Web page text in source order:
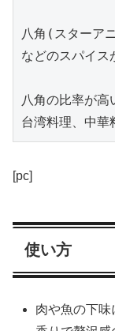
八角(スターア
などのスパイス
八角の比率が高
台湾料理、中華
[pc]
使い方
肉や魚の下